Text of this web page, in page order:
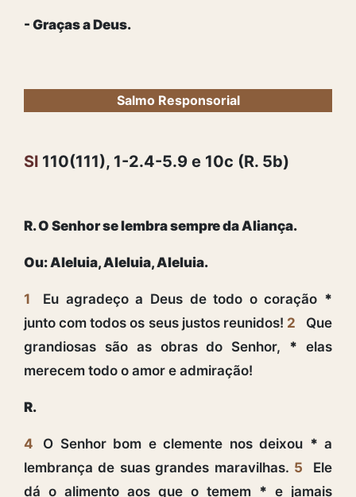
- Graças a Deus.
Salmo Responsorial
Sl 110(111), 1-2.4-5.9 e 10c (R. 5b)
R. O Senhor se lembra sempre da Aliança.
Ou: Aleluia, Aleluia, Aleluia.
1 Eu agradeço a Deus de todo o coração *
junto com todos os seus justos reunidos! 2
Que
grandiosas são as obras do Senhor, * elas
merecem todo o amor e admiração!
R.
4 O Senhor bom e clemente nos deixou * a
lembrança de suas grandes maravilhas. 5
Ele
dá o alimento aos que o temem * e jamais